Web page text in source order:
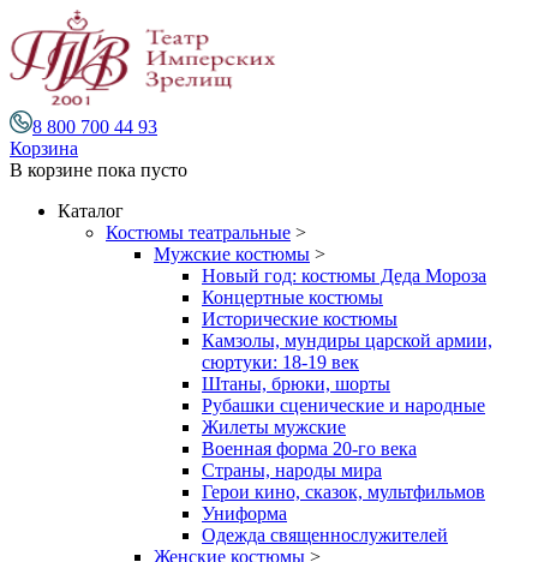
8 800 700 44 93
Корзина
В корзине пока пусто
Каталог
Костюмы театральные >
Мужские костюмы >
Новый год: костюмы Деда Мороза
Концертные костюмы
Исторические костюмы
Камзолы, мундиры царской армии,
сюртуки: 18-19 век
Штаны, брюки, шорты
Рубашки сценические и народные
Жилеты мужские
Военная форма 20-го века
Страны, народы мира
Герои кино, сказок, мультфильмов
Униформа
Одежда священнослужителей
Женские костюмы >